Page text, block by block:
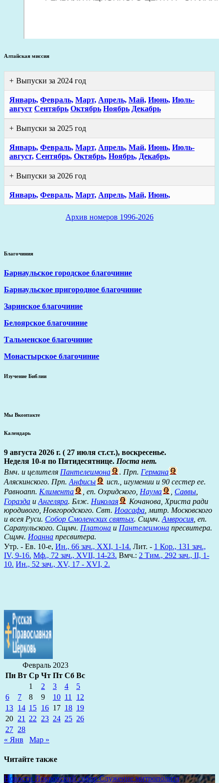
Алтайская миссия
Выпуски за 2024 год
Январь, Февраль, Март, Апрель, Май, Июнь, Июль-
август Сентябрь Октябрь Ноябрь Декабрь
Выпуски за 2025 год
Январь, Февраль, Март, Апрель, Май, Июнь, Июль-
август, Сентябрь, Октябрь, Ноябрь, Декабрь,
Выпуски за 2026 год
Январь, Февраль, Март, Апрель, Май, Июнь,
Архив номеров 1996-2026
Благочиния
Барнаульское городское благочиние
Барнаульское пригородное благочиние
Заринское благочиние
Белоярское благочиние
Тальменское благочиние
Монастырское благочиние
Изучение Библии
Мы Вконтакте
Календарь
9 августа 2026 г. ( 27 июля ст.ст.), воскресенье.
Неделя 10-я по Пятидесятнице. Поста нет.
Вмч. и целителя Пантелеимона . Прп. Германа
Аляскинского. Прп.Анфисы
исп., игумении и 90 сестер ее.
Равноапп. Климента , еп. Охридского, Наума , Саввы,
Горазда иАнгеляра. Блж. Николая
Кочанова, Христа ради
юродивого, Новгородского. Свт. Иоасафа, митр. Московского
и всея Руси. Собор Смоленских святых. Сщмч.Амвросия, еп.
Сарапульского. Сщмч. Платона и Пантелеимона пресвитера.
Сщмч. Иоанна пресвитера.
Утр. - Ев. 10-е, Ин., 66 зач., XXI, 1-14. Лит. - 1 Кор., 131 зач.,
IV, 9-16. Мф., 72 зач., XVII, 14-23. Вмч.: 2 Тим., 292 зач., II, 1-
10. Ин., 52 зач., XV, 17 - XVI, 2.
Февраль 2023
Пн Вт Ср Чт Пт Сб Вс
1
2 3 4
5
6
7 8 9 10 11
12
13 14 15 16 17 18 19
20 21 22 23 24 25 26
27 28
« Янв
Мар »
Читайте также
Новости Покровский соборСлужение митрополита